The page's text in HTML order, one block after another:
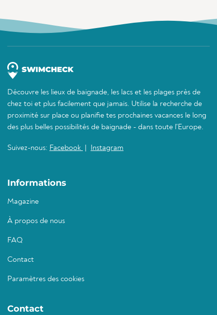
Découvre les lieux de baignade, les lacs et les plages près de
chez toi et plus facilement que jamais. Utilise la recherche de
proximité sur place ou planifie tes prochaines vacances le long
des plus belles possibilités de baignade - dans toute l'Europe.
Suivez-nous: Facebook Instagram
Informations
Magazine
À propos de nous
FAQ
Contact
Paramètres des cookies
Contact